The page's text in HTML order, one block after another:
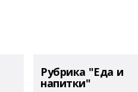
Рубрика "Еда и
напитки"